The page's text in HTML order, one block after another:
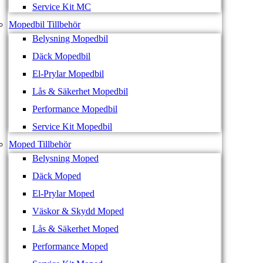
Service Kit MC
Mopedbil Tillbehör
Belysning Mopedbil
Däck Mopedbil
El-Prylar Mopedbil
Lås & Säkerhet Mopedbil
Performance Mopedbil
Service Kit Mopedbil
Moped Tillbehör
Belysning Moped
Däck Moped
El-Prylar Moped
Väskor & Skydd Moped
Lås & Säkerhet Moped
Performance Moped